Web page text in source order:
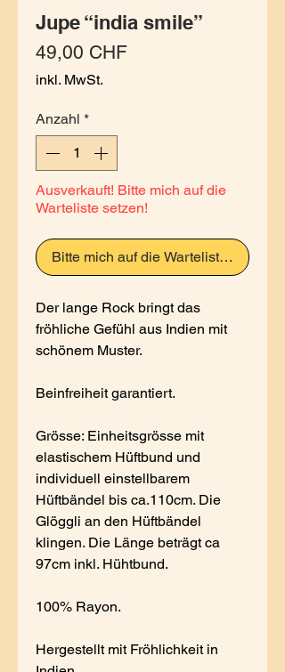
Jupe “india smile”
49,00 CHFPreis
inkl. MwSt.
Anzahl *
Ausverkauft! Bitte mich auf die
Warteliste setzen!
Bitte mich auf die Warteliste setzen
Der lange Rock bringt das
fröhliche Gefühl aus Indien mit
schönem Muster.
Beinfreiheit garantiert.
Grösse: Einheitsgrösse mit
elastischem Hüftbund und
individuell einstellbarem
Hüftbändel bis ca.110cm. Die
Glöggli an den Hüftbändel
klingen. Die Länge beträgt ca
97cm inkl. Hühtbund.
100% Rayon.
Hergestellt mit Fröhlichkeit in